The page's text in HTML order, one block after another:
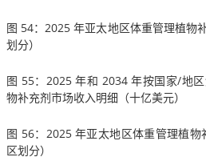
图 54：2025 年亚太地区体重管理植物
划分）
图 55：2025 年和 2034 年按国家/地
物补充剂市场收入明细（十亿美元）
图 56：2025 年亚太地区体重管理植
区划分）